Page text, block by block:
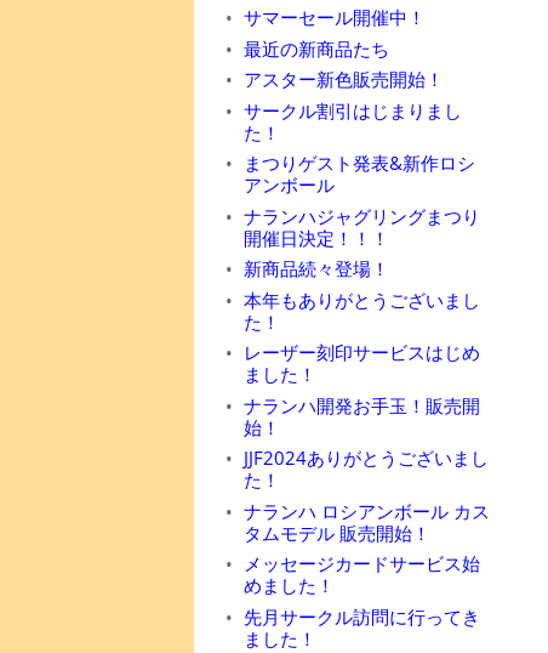
サマーセール開催中！
最近の新商品たち
アスター新色販売開始！
サークル割引はじまりまし
た！
まつりゲスト発表&新作ロシ
アンボール
ナランハジャグリングまつり
開催日決定！！！
新商品続々登場！
本年もありがとうございまし
た！
レーザー刻印サービスはじめ
ました！
ナランハ開発お手玉！販売開
始！
JJF2024ありがとうございまし
た！
ナランハ ロシアンボール カス
タムモデル 販売開始！
メッセージカードサービス始
めました！
先月サークル訪問に行ってき
ました！